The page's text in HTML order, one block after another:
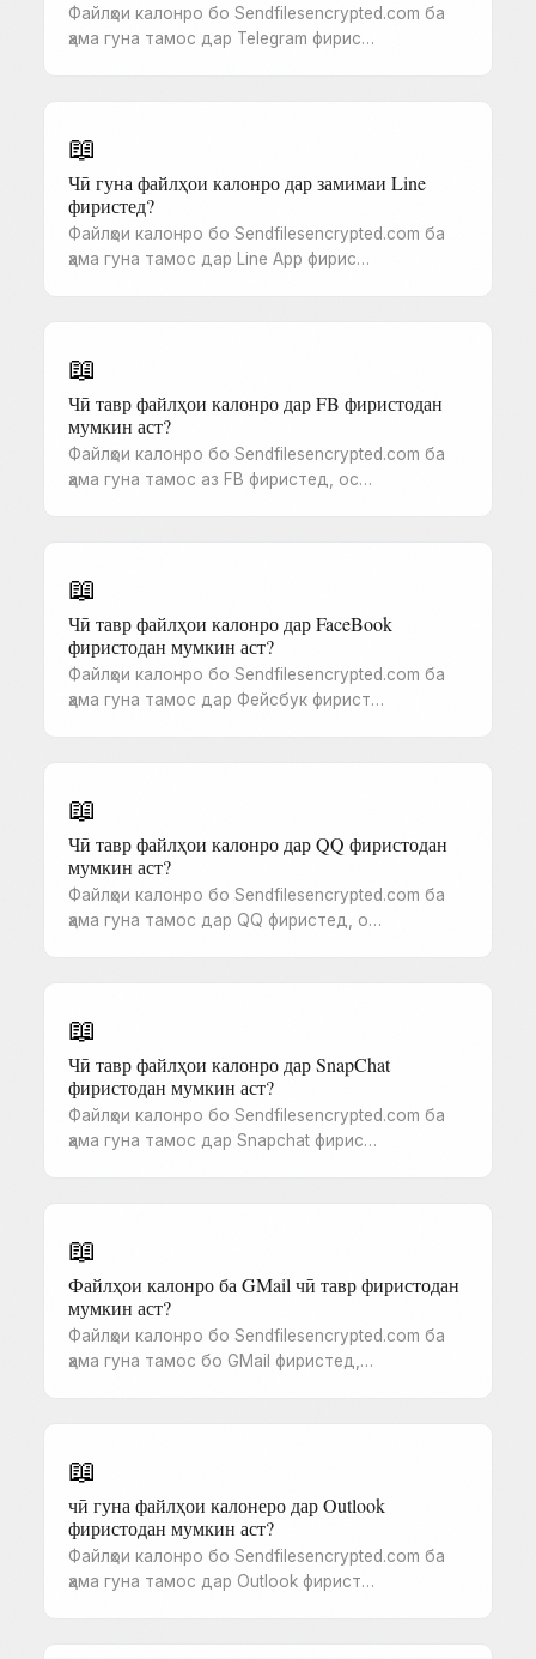
Файлҳои калонро бо Sendfilesencrypted.com ба
ҳама гуна тамос дар Telegram фирис…
📖
Чӣ гуна файлҳои калонро дар замимаи Line
фиристед?
Файлҳои калонро бо Sendfilesencrypted.com ба
ҳама гуна тамос дар Line App фирис…
📖
Чӣ тавр файлҳои калонро дар FB фиристодан
мумкин аст?
Файлҳои калонро бо Sendfilesencrypted.com ба
ҳама гуна тамос аз FB фиристед, ос…
📖
Чӣ тавр файлҳои калонро дар FaceBook
фиристодан мумкин аст?
Файлҳои калонро бо Sendfilesencrypted.com ба
ҳама гуна тамос дар Фейсбук фирист…
📖
Чӣ тавр файлҳои калонро дар QQ фиристодан
мумкин аст?
Файлҳои калонро бо Sendfilesencrypted.com ба
ҳама гуна тамос дар QQ фиристед, о…
📖
Чӣ тавр файлҳои калонро дар SnapChat
фиристодан мумкин аст?
Файлҳои калонро бо Sendfilesencrypted.com ба
ҳама гуна тамос дар Snapchat фирис…
📖
Файлҳои калонро ба GMail чӣ тавр фиристодан
мумкин аст?
Файлҳои калонро бо Sendfilesencrypted.com ба
ҳама гуна тамос бо GMail фиристед,…
📖
чӣ гуна файлҳои калонеро дар Outlook
фиристодан мумкин аст?
Файлҳои калонро бо Sendfilesencrypted.com ба
ҳама гуна тамос дар Outlook фирист…